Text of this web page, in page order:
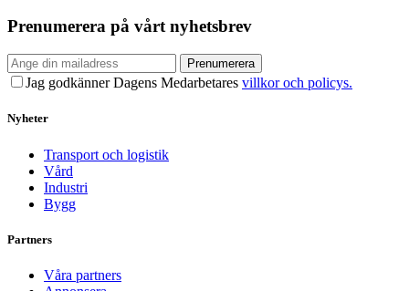
Prenumerera på vårt nyhetsbrev
Prenumerera
Jag godkänner Dagens Medarbetares villkor och policys.
Nyheter
Transport och logistik
Vård
Industri
Bygg
Partners
Våra partners